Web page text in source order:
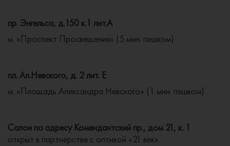
пр. Энгельса, д.150 к.1 лит.А
м. «Проспект Просвещения» (5 мин. пешком)
пл. Ал.Невского, д. 2 лит. Е
м. «Площадь Александра Невского» (1 мин. пешком)
Салон по адресу Комендантский пр., дом 21, к. 1
открыт в партнерстве с оптикой «21 век»